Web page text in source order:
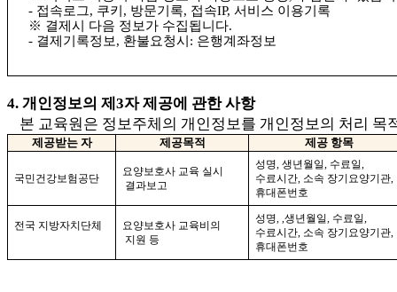
- 접속로그, 쿠키 , 방문기록, 접속IP, 서비스 이용기록
※ 결제시 다음 정보가 수집됩니다.
- 결제기록정보, 환불요청시 : 은행계좌정보
4. 개인정보의 제 3자 제공에 관한 사항
본 교육원은 정보주체의 개인정보를 개인정보의 처리 목
제공받는 자 제공목적 제공 항목
국민건강보험공단
요양보호사 교육 실시
결과보고
성명 생년월일 수료일
수료시간, 소속 장기요양기관,
휴대폰번호
전국 지방자치단체
요양보호사 교육비의
지원 등
성명 생년월일 수료일
수료시간, 소속 장기요양기관,
휴대폰번호